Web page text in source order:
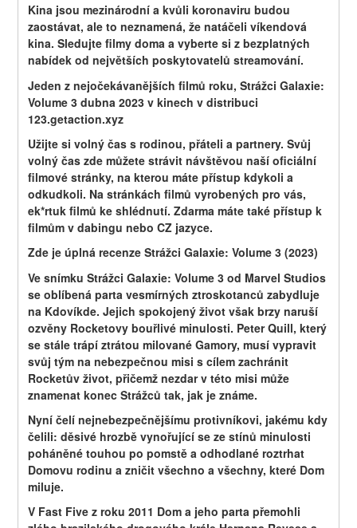
Kina jsou mezinárodní a kvůli koronaviru budou
zaostávat, ale to neznamená, že natáčeli víkendová
kina. Sledujte filmy doma a vyberte si z bezplatných
nabídek od největších poskytovatelů streamování.
Jeden z nejočekávanějších filmů roku, Strážci Galaxie:
Volume 3 dubna 2023 v kinech v distribuci
123.getaction.xyz
Užijte si volný čas s rodinou, přáteli a partnery. Svůj
volný čas zde můžete strávit návštěvou naší oficiální
filmové stránky, na kterou máte přístup kdykoli a
odkudkoli. Na stránkách filmů vyrobených pro vás,
ek*rtuk filmů ke shlédnutí. Zdarma máte také přístup k
filmům v dabingu nebo CZ jazyce.
Zde je úplná recenze Strážci Galaxie: Volume 3 (2023)
Ve snímku Strážci Galaxie: Volume 3 od Marvel Studios
se oblíbená parta vesmírných ztroskotanců zabydluje
na Kdovíkde. Jejich spokojený život však brzy naruší
ozvěny Rocketovy bouřlivé minulosti. Peter Quill, který
se stále trápí ztrátou milované Gamory, musí vypravit
svůj tým na nebezpečnou misi s cílem zachránit
Rocketův život, přičemž nezdar v této misi může
znamenat konec Strážců tak, jak je známe.
Nyní čelí nejnebezpečnějšímu protivníkovi, jakému kdy
čelili: děsivé hrozbě vynořující se ze stínů minulosti
poháněné touhou po pomstě a odhodlané roztrhat
Domovu rodinu a zničit všechno a všechny, které Dom
miluje.
V Fast Five z roku 2011 Dom a jeho parta přemohli